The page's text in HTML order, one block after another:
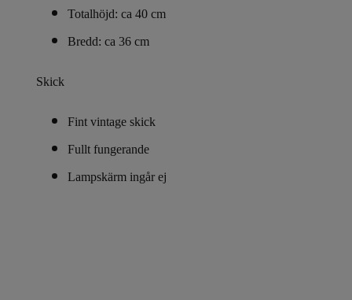
Totalhöjd: ca 40 cm
Bredd: ca 36 cm
Skick
Fint vintage skick
Fullt fungerande
Lampskärm ingår ej